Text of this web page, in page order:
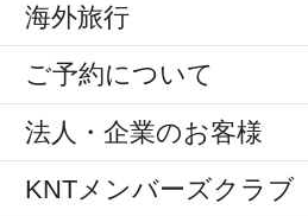
海外旅行
ご予約について
法人・企業のお客様
KNTメンバーズクラブ